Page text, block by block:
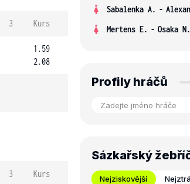
3 Kurs
1.59
2.08
3 Kurs
Sabalenka A. -
Mertens E. - Osaka N.
Profily hráčů
Sázkařský
Nejziskovější